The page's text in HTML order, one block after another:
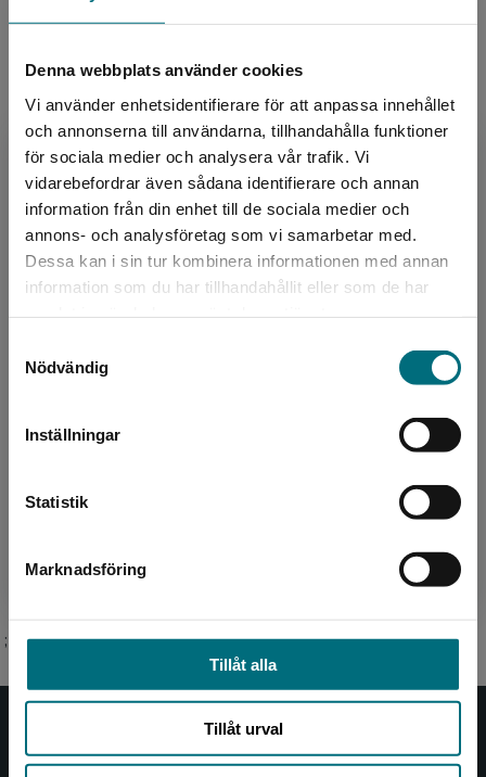
Denna webbplats använder cookies
Vi använder enhetsidentifierare för att anpassa innehållet
och annonserna till användarna, tillhandahålla funktioner
för sociala medier och analysera vår trafik. Vi
vidarebefordrar även sådana identifierare och annan
information från din enhet till de sociala medier och
annons- och analysföretag som vi samarbetar med.
Dessa kan i sin tur kombinera informationen med annan
information som du har tillhandahållit eller som de har
Nödvändig
Inställningar
Statistik
Marknadsföring
Tillåt alla
Tillåt urval
Begränsad fraktregion
Det verkar som att du besöker
Sverige. För att kunna slutföra ett köp måste
Sidantal:
156
Köp- och leveransvillkor
Upphovspersoner
Lina Stoltz debuterade som författare 1998.
Hon bor i Norrbotten där hon driver Euphemia
kultur. Hon är en multikreativ frilansare som
;